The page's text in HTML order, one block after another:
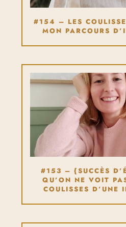
#154 – LES
MON PARCOURS
#153 – {SUCCÈS
QU’ON NE VOIT
COULISSES D’UNE